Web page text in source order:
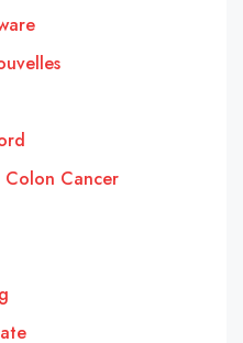
Colon Cancer